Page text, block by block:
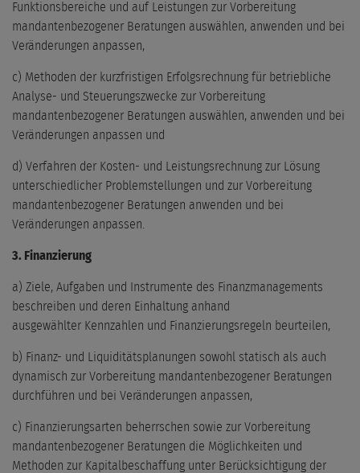
Funktionsbereiche und auf Leistungen zur Vorbereitung
mandantenbezogener Beratungen auswählen, anwenden und bei
Veränderungen anpassen,
c) Methoden der kurzfristigen Erfolgsrechnung für betriebliche
Analyse- und Steuerungszwecke zur Vorbereitung
mandantenbezogener Beratungen auswählen, anwenden und bei
Veränderungen anpassen und
d) Verfahren der Kosten- und Leistungsrechnung zur Lösung
unterschiedlicher Problemstellungen und zur Vorbereitung
mandantenbezogener Beratungen anwenden und bei
Veränderungen anpassen.
3. Finanzierung
a) Ziele, Aufgaben und Instrumente des Finanzmanagements
beschreiben und deren Einhaltung anhand
ausgewählter Kennzahlen und Finanzierungsregeln beurteilen,
b) Finanz- und Liquiditätsplanungen sowohl statisch als auch
dynamisch zur Vorbereitung mandantenbezogener Beratungen
durchführen und bei Veränderungen anpassen,
c) Finanzierungsarten beherrschen sowie zur Vorbereitung
mandantenbezogener Beratungen die Möglichkeiten und
Methoden zur Kapitalbeschaffung unter Berücksichtigung der